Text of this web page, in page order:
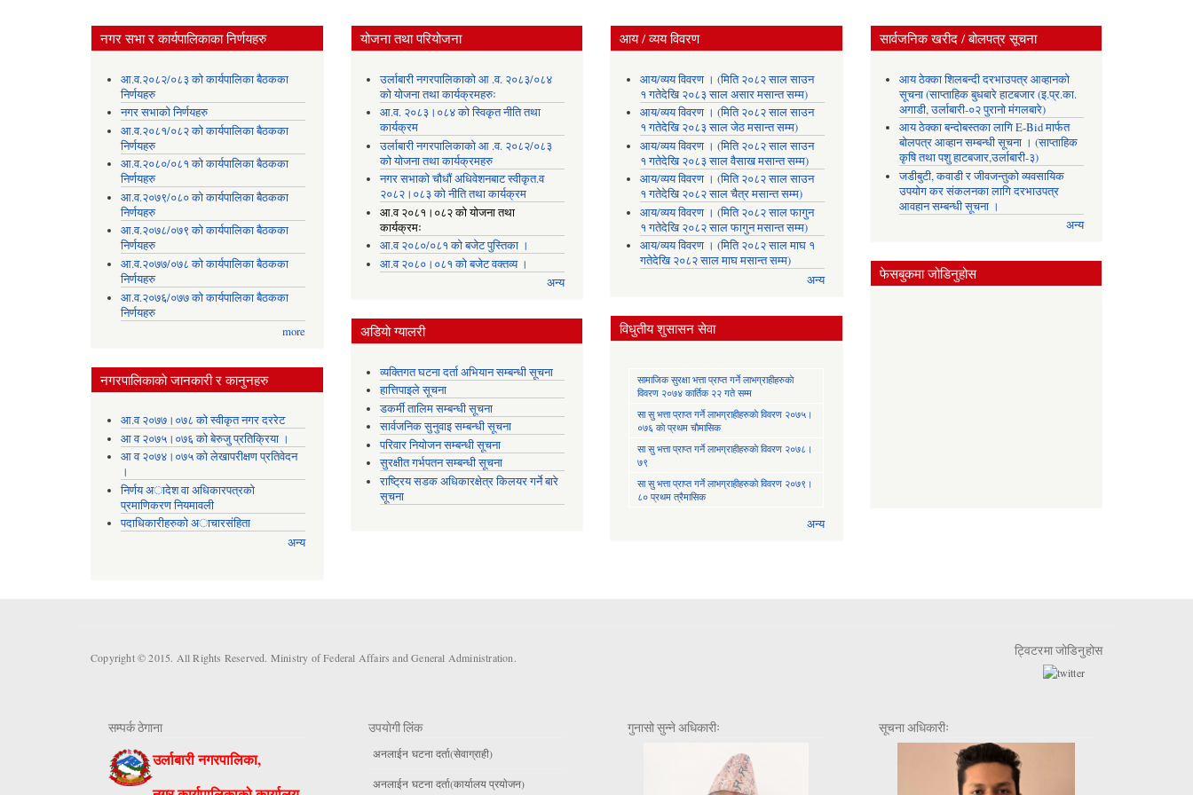
नगर सभा र कार्यपालिकाका निर्णयहरु
आ.व.२०८२/०८३ को कार्यपालिका बैठकका
निर्णयहरु
नगर सभाको निर्णयहरु
आ.व.२०८१/०८२ को कार्यपालिका बैठकका
निर्णयहरु
आ.व.२०८०/०८१ को कार्यपालिका बैठकका
निर्णयहरु
आ.व.२०७९/०८० को कार्यपालिका बैठकका
निर्णयहरु
आ.व.२०७८/०७९ को कार्यपालिका बैठकका
निर्णयहरु
आ.व.२०७७/०७८ को कार्यपालिका बैठकका
निर्णयहरु
आ.व.२०७६/०७७ को कार्यपालिका बैठकका
निर्णयहरु
more
नगरपालिकाकाे जानकारी र कानुनहरु
आ.व २०७७।०७८ को स्वीकृत नगर दररेट
आ व २०७५।०७६ को बेरुजु प्रतिक्रिया ।
आ व २०७४।०७५ काे लेखापरीक्षण प्रतिवेदन
।
निर्णय अादेश वा अधिकारपत्रकाे
प्रमाणिकरण नियमावली
पदाधिकारीहरुको अाचारसंहिता
अन्य
योजना तथा परियोजना
उर्लाबारी नगरपालिकाको आ .व. २०८३/०८४
को योजना तथा कार्यक्रमहरुः
आ.व. २०८३।०८४ को स्विकृत नीति तथा
कार्यक्रम
उर्लाबारी नगरपालिकाको आ .व. २०८२/०८३
को योजना तथा कार्यक्रमहरु
नगर सभाको चौधौं अधिवेशनबाट स्वीकृत.व
२०८२।०८३ को नीति तथा कार्यक्रम
आ.व २०८१।०८२ को योजना तथा
कार्यक्रमः
आ.व २०८०/०८१ को बजेट पुस्तिका ।
आ.व २०८०।०८१ को बजेट वक्तव्य ।
अन्य
अडियाे ग्यालरी
व्यक्तिगत घटना दर्ता अभियान सम्बन्धी सूचना
हात्तिपाइले सूचना
डकर्मी तालिम सम्बन्धी सूचना
सार्वजनिक सुनुवाइ सम्बन्धी सूचना
परिवार नियोजन सम्बन्धी सूचना
सुरक्षीत गर्भपतन सम्बन्धी सूचना
राष्ट्रिय सडक अधिकारक्षेत्र किलयर गर्ने बारे
सूचना
आय / व्यय विवरण
आय/व्यय विवरण । (मिति २०८२ साल साउन
१ गतेदेखि २०८३ साल असार मसान्त सम्म)
आय/व्यय विवरण । (मिति २०८२ साल साउन
१ गतेदेखि २०८३ साल जेठ मसान्त सम्म)
आय/व्यय विवरण । (मिति २०८२ साल साउन
१ गतेदेखि २०८३ साल वैसाख मसान्त सम्म)
आय/व्यय विवरण । (मिति २०८२ साल साउन
१ गतेदेखि २०८२ साल चैत्र मसान्त सम्म)
आय/व्यय विवरण । (मिति २०८२ साल फागुन
१ गतेदेखि २०८२ साल फागुन मसान्त सम्म)
आय/व्यय विवरण । (मिति २०८२ साल माघ १
गतेदेखि २०८२ साल माघ मसान्त सम्म)
अन्य
विधुतीय शुसासन सेवा
सामाजिक सुरक्षा भत्ता प्राप्त गर्ने लाभग्राहीहरुकाे
विवरण २०७४ कार्तिक २२ गते सम्म
सा‍ सु भत्ता प्राप्त गर्ने लाभग्राहीहरुकाे विवरण २०७५।
०७६ काे प्रथम चाैमासिक
सा‍ सु भत्ता प्राप्त गर्ने लाभग्राहीहरुकाे विवरण २०७८।
७९
सा‍ सु भत्ता प्राप्त गर्ने लाभग्राहीहरुकाे विवरण २०७९।
८० प्रथम त्रैमासिक
अन्य
सार्वजनिक खरीद / बोलपत्र सूचना
आय ठेक्का शिलबन्दी दरभाउपत्र आव्हानको
सूचना (साप्ताहिक बुधबारे हाटबजार (इ.प्र.का.
अगाडी, उर्लाबारी-०२ पुरानो मंगलबारे)
आय ठेक्का बन्दोबस्तका लागि E-Bid मार्फत
बोलपत्र आव्हान सम्बन्धी सूचना । (साप्ताहिक
कृषि तथा पशु हाटबजार,उर्लाबारी-३)
जडीबुटी, कवाडी र जीवजन्तुको व्यवसायिक
उपयोग कर संकलनका लागि दरभाउपत्र
आवहान सम्बन्धी सूचना ।
अन्य
फेसबुकमा जोडिनुहोस
Copyright © 2015. All Rights Reserved. Ministry of Federal Affairs and General Administration. ट्विटरमा जोडिनुहोस
सम्पर्क ठेगाना
उर्लाबारी नगरपालिका,
उपयाेगी लिंक
अनलाईन घटना दर्ता(सेवाग्राही)
अनलाईन घटना दर्ता(कार्यालय प्रयाेजन)
गुनासो सुन्ने अधिकारीः सूचना अधिकारीः